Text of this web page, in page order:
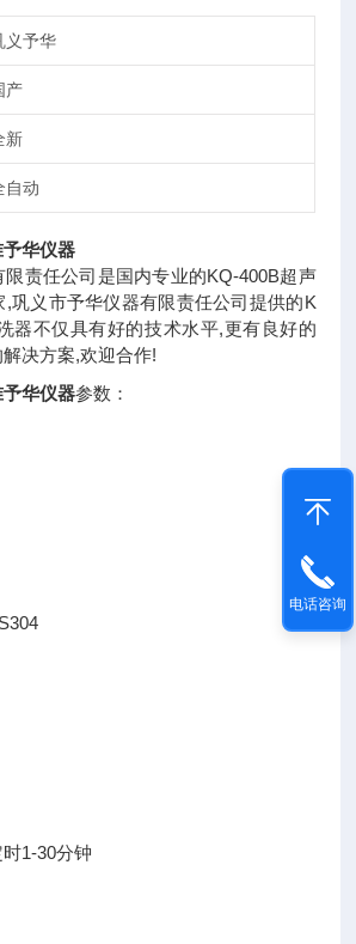
义予华
产
新
自动
华仪器
责任公司是国内专业的KQ-400B超声
,巩义市予华仪器有限责任公司提供的K
器不仅具有好的技术水平,更有良好的
决方案,欢迎合作!
华仪器参数：
1-30分钟
电话咨询